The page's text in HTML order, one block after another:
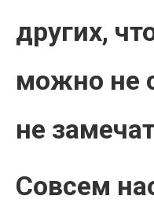
других,
можно не
не
Совсем